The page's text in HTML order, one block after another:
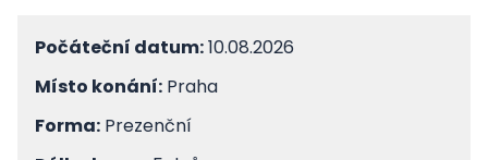
Počáteční datum:10.08.2026
Místo konání: Praha
Forma: Prezenční